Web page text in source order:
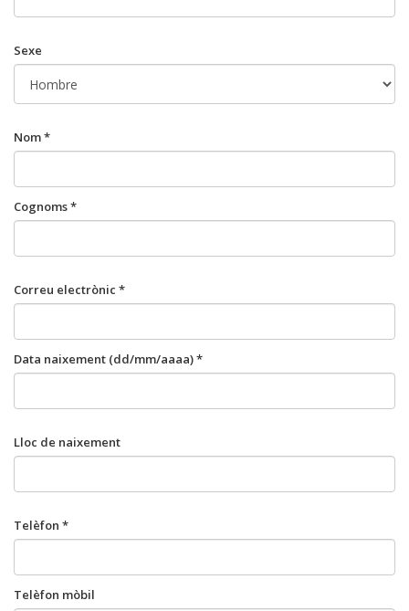
Sexe
Nom *
Cognoms *
Correu electrònic *
Data naixement (dd/mm/aaaa) *
Lloc de naixement
Telèfon *
Telèfon mòbil